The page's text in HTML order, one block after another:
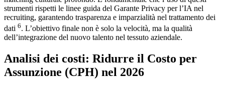
strumenti rispetti le linee guida del Garante Privacy per l’IA nel
recruiting, garantendo trasparenza e imparzialità nel trattamento dei
dati 6. L’obiettivo finale non è solo la velocità, ma la qualità
dell’integrazione del nuovo talento nel tessuto aziendale.
Analisi dei costi: Ridurre il Costo per
Assunzione (CPH) nel 2026